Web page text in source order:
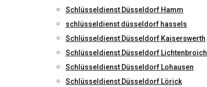
Schlüsseldienst Düsseldorf Hamm
schlüsseldienst düsseldorf hassels
Schlüsseldienst Düsseldorf Kaiserswerth
Schlüsseldienst Düsseldorf Lichtenbroich
Schlüsseldienst Düsseldorf Lohausen
Schlüsseldienst Düsseldorf Lörick